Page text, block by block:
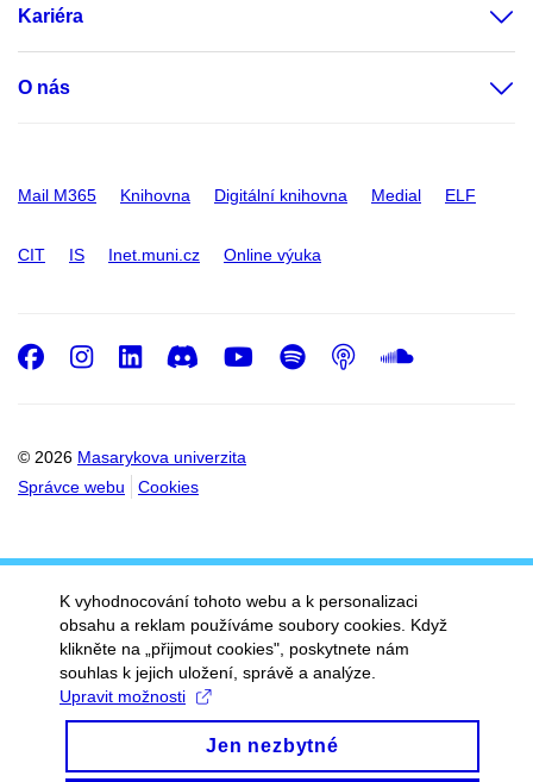
Kariéra
O nás
Mail M365 Knihovna Digitální knihovna Medial ELF
CIT IS Inet.muni.cz Online výuka
© 2026 Masarykova univerzita
Správce webu
Cookies
Facebook
Instagram
LinkedIn
DiscordYoutube
Spotify
Podcast
K vyhodnocování tohoto webu a k personalizaci
obsahu a reklam používáme soubory cookies. Když
klikněte na „přijmout cookies", poskytnete nám
souhlas k jejich uložení, správě a analýze.
Upravit možnosti
Jen nezbytné